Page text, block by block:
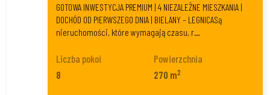
GOTOWA INWESTYCJA PREMIUM | 4 NIEZALEŻNE MIESZKANIA |
DOCHÓD OD PIERWSZEGO DNIA | BIELANY – LEGNICASą
nieruchomości, które wymagają czasu, r…
Liczba pokoi
8
Powierzchnia
270 m2